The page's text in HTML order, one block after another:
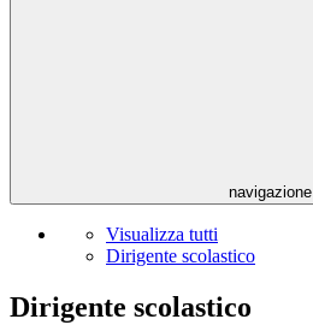
navigazione
Visualizza tutti
Dirigente scolastico
Dirigente scolastico